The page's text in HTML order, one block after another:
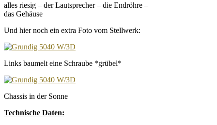
alles riesig – der Lautsprecher – die Endröhre –
das Gehäuse
Und hier noch ein extra Foto vom Stellwerk:
Links baumelt eine Schraube *grübel*
Chassis in der Sonne
Technische Daten: